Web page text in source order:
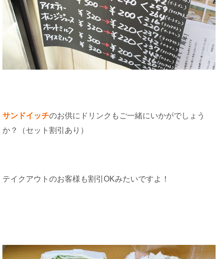
サンドイッチのお供にドリンクもご一緒にいかがでしょう
か？（セット割引あり）
テイクアウトのお客様も割引OKみたいですよ！